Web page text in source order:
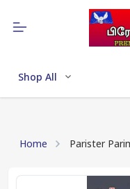
Shop All
Home